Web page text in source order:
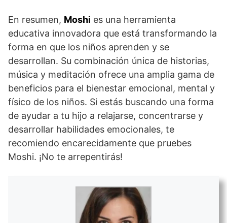
En resumen, Moshi es una herramienta
educativa innovadora que está transformando la
forma en que los niños aprenden y se
desarrollan. Su combinación única de historias,
música y meditación ofrece una amplia gama de
beneficios para el bienestar emocional, mental y
físico de los niños. Si estás buscando una forma
de ayudar a tu hijo a relajarse, concentrarse y
desarrollar habilidades emocionales, te
recomiendo encarecidamente que pruebes
Moshi. ¡No te arrepentirás!